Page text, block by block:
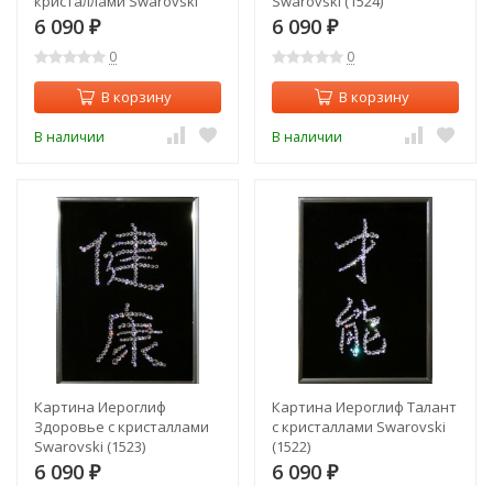
(1527)
6 090 ₽
0
В корзину
В наличии
6 090 ₽
0
В корзину
В наличии
Картина Иероглиф
Здоровье с кристаллами
Swarovski (1523)
6 090 ₽
Картина Иероглиф Талант
с кристаллами Swarovski
(1522)
6 090 ₽